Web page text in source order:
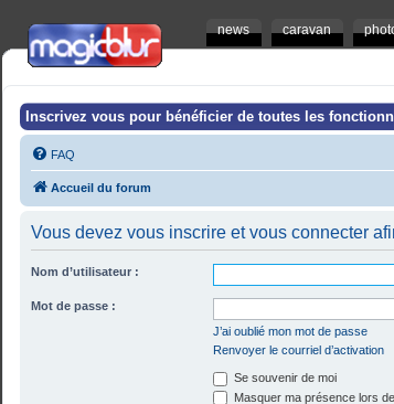
news caravan
Inscrivez vous pour bénéficier de toutes les
FAQ
Accueil du forum
Vous devez vous inscrire et vous connecter
Nom d’utilisateur :
Mot de passe :
J’ai oublié mon mot de passe
Renvoyer le courriel d’activation
Se souvenir de moi
Masquer ma présence lors